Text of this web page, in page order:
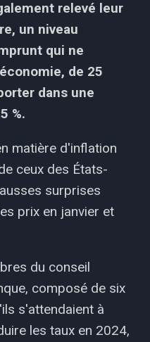
relevé leur
un niveau
qui ne
de 25
dans une
%.
matière d'inflation
ceux des États-
surprises
prix en janvier et
du conseil
composé de six
s'attendaient à
les taux en 2024,